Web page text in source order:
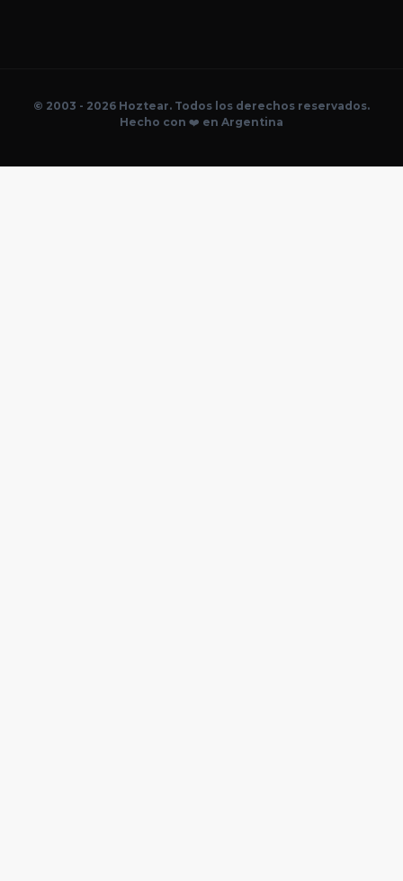
© 2003 - 2026 Hoztear. Todos los derechos reservados.
Hecho con ❤️ en Argentina